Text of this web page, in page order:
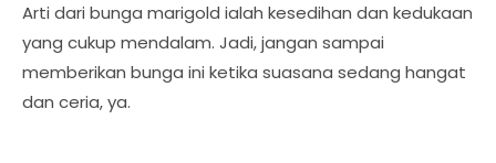
Arti dari bunga marigold ialah kesedihan dan kedukaan
yang cukup mendalam. Jadi, jangan sampai
memberikan bunga ini ketika suasana sedang hangat
dan ceria, ya.